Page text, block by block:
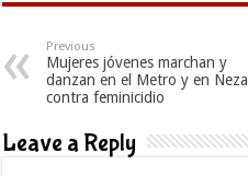
Previous
Mujeres jóvenes marchan y
danzan en el Metro y en Neza
contra feminicidio
Leave a Reply